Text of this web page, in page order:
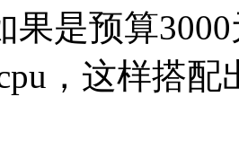
果是预算
，这样搭配